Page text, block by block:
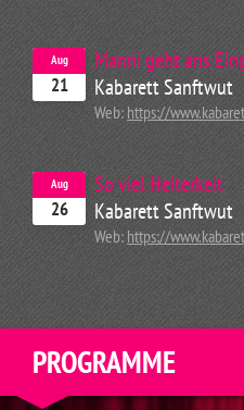
21
Aug
Manni geht ans
Kabarett Sanftwut
Web:https://
26
Aug
So viel Heiterkeit
Kabarett Sanftwut
Web: https://
PROGRAMME